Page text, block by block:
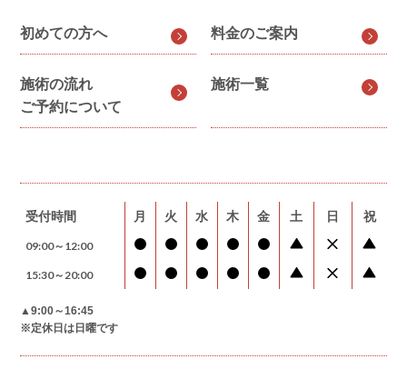
初めての方へ 料金のご案内
施術の流れ
ご予約について
施術一覧
受付時間 月 火 水 木 金 土 日 祝
09:00～12:00
15:30～20:00
▲9:00～16:45
※定休日は日曜です